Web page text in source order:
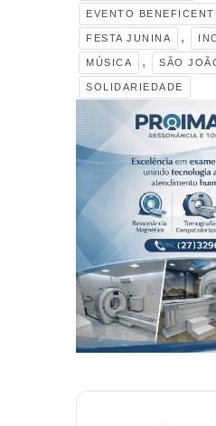
EVENTO
FESTA JUNINA ,
MÚSICA , SÃO
SOLIDARIEDADE